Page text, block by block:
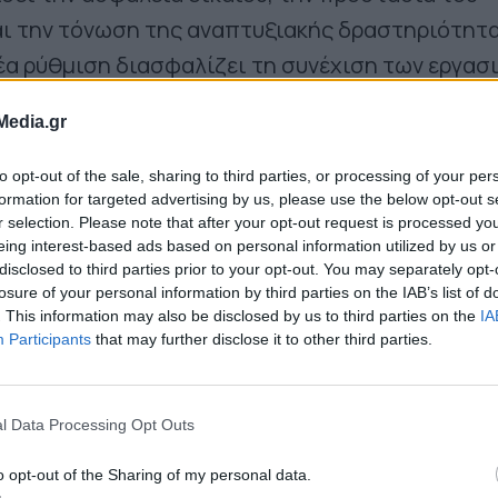
opt-out of the sale, sharing to third parties, or processing of your
for targeted advertising by us, please use the below opt-out
selection. Please note that after your opt-out request is processed
interest-based ads based on personal information utilized by us
to third parties prior to your opt-out. You may separately
of your personal information by third parties on the IAB’s list of
This information may also be disclosed by us to third parties on the
Participants that may further disclose it to other third parties.
Data Processing Opt Outs
opt-out of the Sharing of my personal data.
την τόνωση της αναπτυξιακής
ρύθμιση διασφαλίζει τη συνέχιση των
νόμιμα έως και την 11η Δεκεμβρίου 2024,
των οικοδομικών αδειών, προβλέπει
όπου απαιτείται, και εισάγει για
του περιβαλλοντικού ισοδυνάμου, ως
βιώσιμης αναβάθμισης του οικιστικού
με τη νέα ρύθμισηκαταργούνται οι
διατάξειςτου ΝΟΚ και τα πολεοδομικά
στον τοπικό πολεοδομικό σχεδιασμό. Με
στασιμότητα, καθυστερήσεις και
προστατεύεται το περιβάλλον και